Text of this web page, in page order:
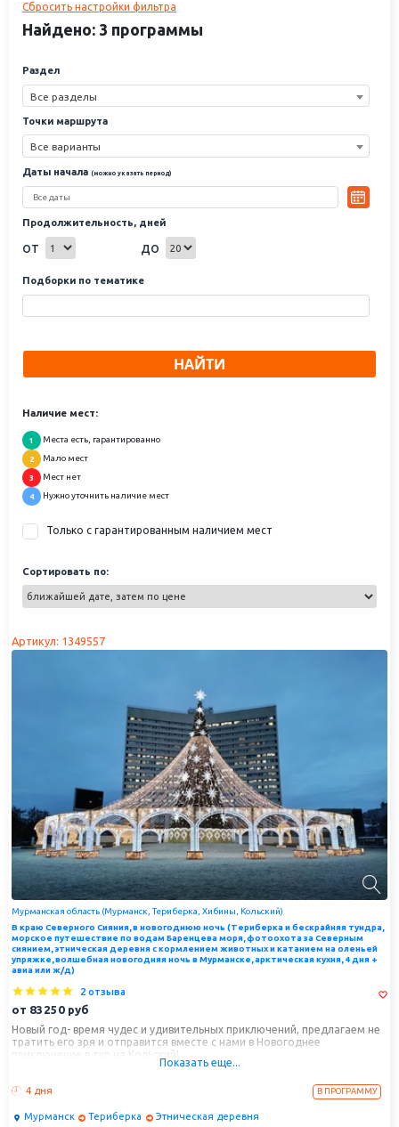
Сбросить настройки фильтра
Найдено: 3 программы
Раздел
Все разделы
Точки маршрута
Все варианты
Даты начала (можно указать период)
Продолжительность, дней
от до
Подборки по тематике
НАЙТИ
Наличие мест:
1 Места есть, гарантированно
2 Мало мест
3 Мест нет
4 Нужно уточнить наличие мест
Только с гарантированным наличием мест
Сортировать по:
Артикул: 1349557
Мурманская область (Мурманск, Териберка, Хибины, Кольский)
В краю Северного Сияния, в новогоднюю ночь (Териберка и бескрайняя тундра,
морское путешествие по водам Баренцева моря, фотоохота за Северным
сиянием, этническая деревня с кормлением животных и катанием на оленьей
упряжке, волшебная новогодняя ночь в Мурманске, арктическая кухня, 4 дня +
авиа или ж/д)
2 отзыва
от 83250 руб
Новый год- время чудес и удивительных приключений, предлагаем не
тратить его зря и отправится вместе с нами в Новогоднее
приключение в тур на Кольский!
окрестностям! Этот тур подарит вам уникальную возможность
окунуться в атмосферу зимней сказки, познакомиться с суровой и
прекрасной природой Заполярья, узнать историю и культуру этого
удивительного края, а также увидеть одно из самых завораживающих
Показать еще...
4 дня В ПРОГРАММУ
Мурманск Териберка Этническая деревня